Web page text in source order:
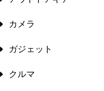
カメラ
ガジェット
クルマ